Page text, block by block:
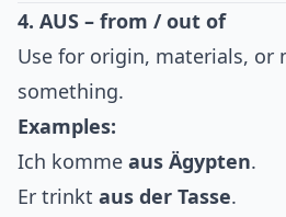
4. AUS – from / out of
Use for origin, materials, or
something.
Examples:
Ich komme aus Ägypten.
Er trinkt aus der Tasse.